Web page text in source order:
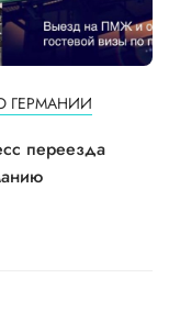
ГЕРМАНИИ
переезда